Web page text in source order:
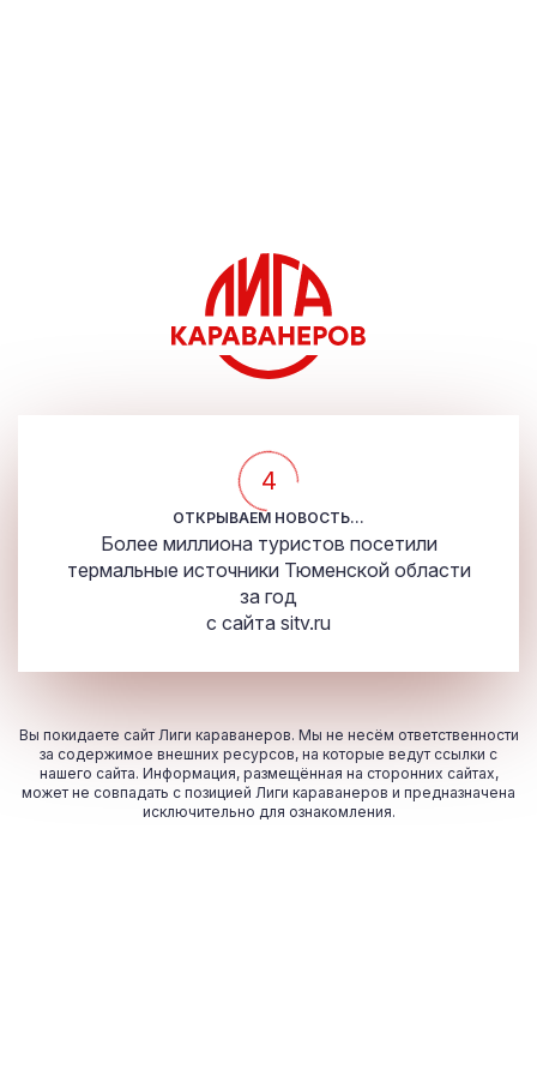
4
ОТКРЫВАЕМ НОВОСТЬ...
Более миллиона туристов посетили
термальные источники Тюменской области
за год
с сайта sitv.ru
Вы покидаете сайт Лиги караванеров. Мы не несём ответственности
за содержимое внешних ресурсов, на которые ведут ссылки с
нашего сайта. Информация, размещённая на сторонних сайтах,
может не совпадать с позицией Лиги караванеров и предназначена
исключительно для ознакомления.